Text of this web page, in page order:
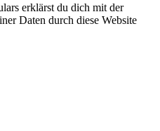
erklärst du dich mit der
Daten durch diese Website